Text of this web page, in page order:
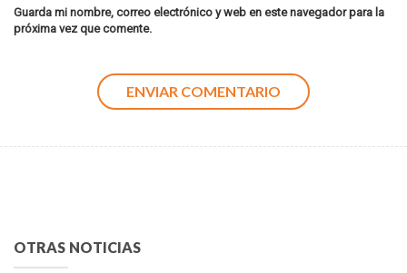
Guarda mi nombre, correo electrónico y web en este navegador para la
próxima vez que comente.
OTRAS NOTICIAS